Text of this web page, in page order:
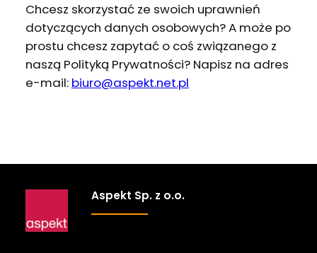
Chcesz skorzystać ze swoich uprawnień
dotyczących danych osobowych? A może po
prostu chcesz zapytać o coś związanego z
naszą Polityką Prywatności? Napisz na adres
e-mail: biuro@aspekt.net.pl
Aspekt Sp. z o.o.